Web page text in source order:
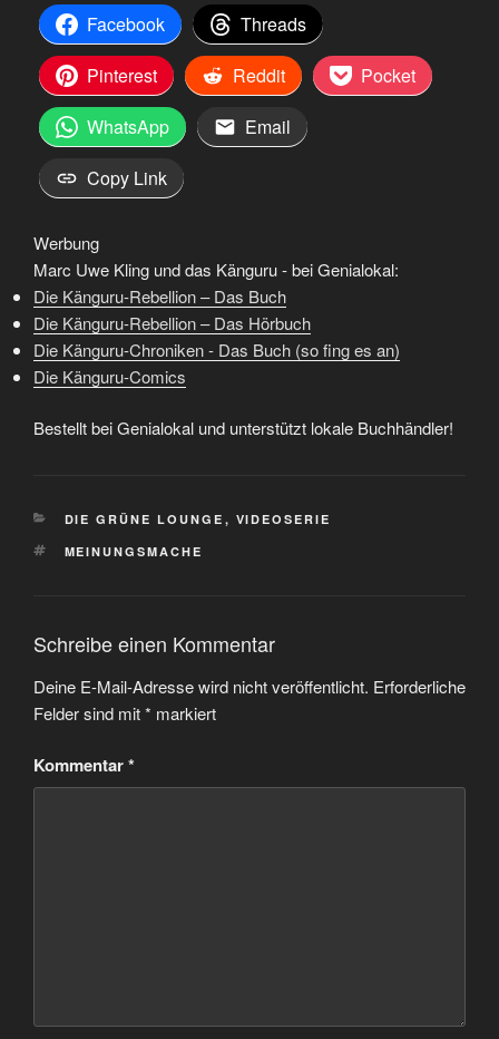
Facebook
Threads
Pinterest
Reddit
Pocket
WhatsApp
Email
Copy Link
Werbung
Marc Uwe Kling und das Känguru - bei Genialokal:
Die Känguru-Rebellion – Das Buch
Die Känguru-Rebellion – Das Hörbuch
Die Känguru-Chroniken - Das Buch (so fing es an)
Die Känguru-Comics
Bestellt bei Genialokal und unterstützt lokale Buchhändler!
KATEGORIEN
DIE GRÜNE LOUNGE , VIDEOSERIE
SCHLAGWÖRTER
MEINUNGSMACHE
Schreibe einen Kommentar
Deine E-Mail-Adresse wird nicht veröffentlicht. Erforderliche
Felder sind mit* markiert
Kommentar*